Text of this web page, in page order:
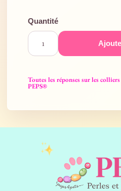
Toutes les réponses sur les
PEPS®